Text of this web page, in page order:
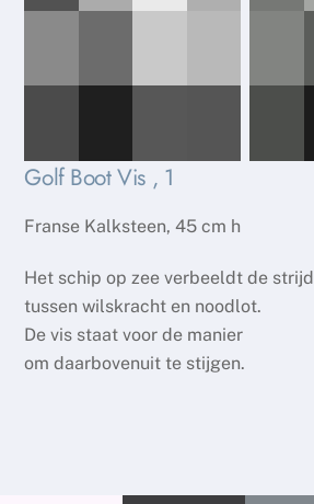
Golf Boot Vis , 1
Franse Kalksteen, 45 cm h
Het schip op zee verbeeldt de strijd
tussen wilskracht en noodlot.
De vis staat voor de manier
om daarbovenuit te stijgen.